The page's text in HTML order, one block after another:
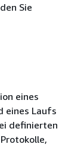
Sie
eines
eines Laufs
definierten